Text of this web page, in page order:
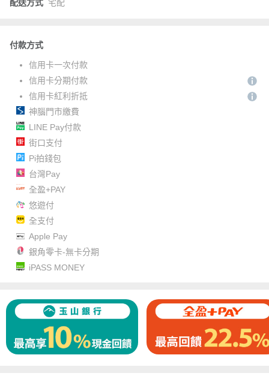
配送方式 宅配
付款方式
信用卡一次付款
信用卡分期付款
信用卡紅利折抵
神腦門市繳費
LINE Pay付款
街口支付
Pi拍錢包
台灣Pay
全盈+PAY
悠遊付
全支付
Apple Pay
銀角零卡-無卡分期
iPASS MONEY